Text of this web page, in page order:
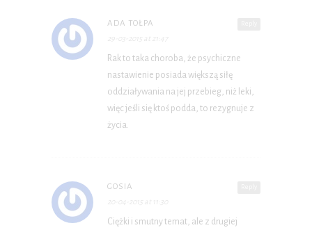
ADA TOŁPA
Rak to taka choroba, że psychiczne
nastawienie posiada większą siłę
oddziaływania na jej przebieg, niż leki,
więc jeśli się ktoś podda, to rezygnuje z
życia.
GOSIA
Ciężki i smutny temat, ale z drugiej